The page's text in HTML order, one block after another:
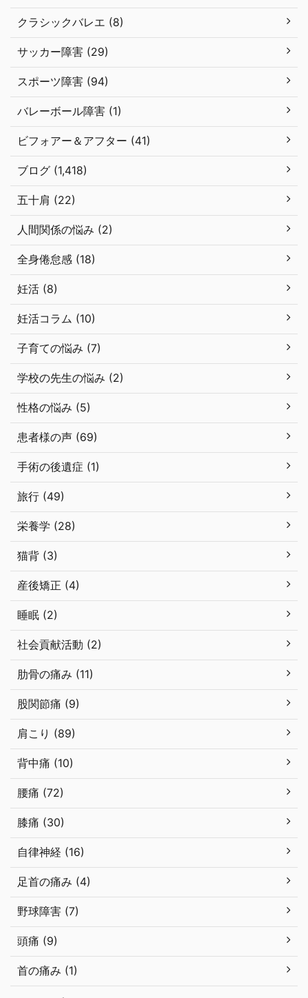
クラシックバレエ (8)
サッカー障害 (29)
スポーツ障害 (94)
バレーボール障害 (1)
ビフォアー＆アフター (41)
ブログ (1,418)
五十肩 (22)
人間関係の悩み (2)
全身倦怠感 (18)
妊活 (8)
妊活コラム (10)
子育ての悩み (7)
学校の先生の悩み (2)
性格の悩み (5)
患者様の声 (69)
手術の後遺症 (1)
旅行 (49)
栄養学 (28)
猫背 (3)
産後矯正 (4)
睡眠 (2)
社会貢献活動 (2)
肋骨の痛み (11)
股関節痛 (9)
肩こり (89)
背中痛 (10)
腰痛 (72)
膝痛 (30)
自律神経 (16)
足首の痛み (4)
野球障害 (7)
頭痛 (9)
首の痛み (1)